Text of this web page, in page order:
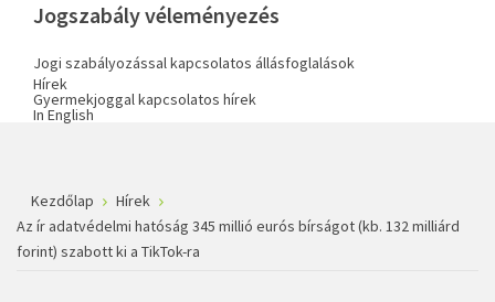
Jogszabály véleményezés
Jogi szabályozással kapcsolatos állásfoglalások
Hírek
Gyermekjoggal kapcsolatos hírek
In English
Kezdőlap
Hírek
Az ír adatvédelmi hatóság 345 millió eurós bírságot (kb. 132 milliárd
forint) szabott ki a TikTok-ra